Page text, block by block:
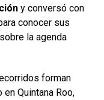
y conversó con
conocer sus
la agenda
forman
Quintana Roo,